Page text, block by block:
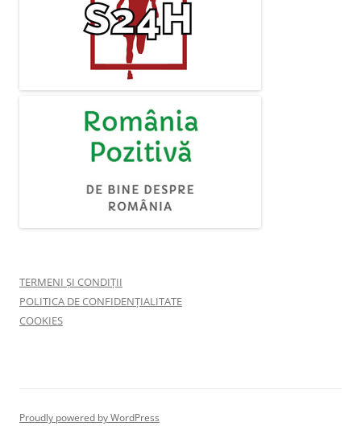
TERMENI ȘI CONDIȚII
POLITICA DE CONFIDENȚIALITATE
COOKIES
Proudly powered by WordPress